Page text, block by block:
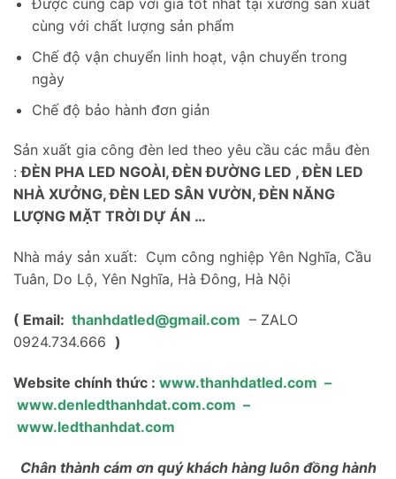
Được cung cấp với giá tốt nhất tại xưởng sản xuất
cùng với chất lượng sản phẩm
Chế độ vận chuyển linh hoạt, vận chuyển trong
ngày
Chế độ bảo hành đơn giản
Sản xuất gia công đèn led theo yêu cầu các mẫu đèn
:ĐÈN PHA LED NGOÀI, ĐÈN ĐƯỜNG LED , ĐÈN LED
NHÀ XƯỞNG, ĐÈN LED SÂN VƯỜN, ĐÈN NĂNG
LƯỢNG MẶT TRỜI DỰ ÁN …
Nhà máy sản xuất: Cụm công nghiệp Yên Nghĩa, Cầu
Tuân, Do Lộ, Yên Nghĩa, Hà Đông, Hà Nội
( Email: thanhdatled@gmail.com – ZALO
0924.734.666 )
Website chính thức : www.thanhdatled.com –
www.denledthanhdat.com.com –
www.ledthanhdat.com
Chân thành cám ơn quý khách hàng luôn đồng hành